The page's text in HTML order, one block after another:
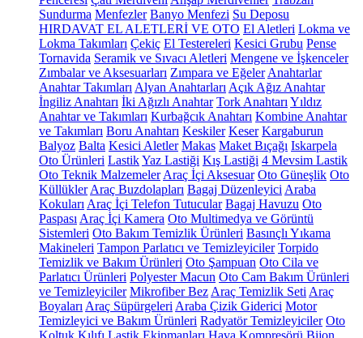
Sundurma Menfezler Banyo Menfezi Su Deposu
HIRDAVAT EL ALETLERİ VE OTO El Aletleri Lokma ve
Lokma Takımları Çekiç El Testereleri Kesici Grubu Pense
Tornavida Seramik ve Sıvacı Aletleri Mengene ve İşkenceler
Zımbalar ve Aksesuarları Zımpara ve Eğeler Anahtarlar
Anahtar Takımları Alyan Anahtarları Açık Ağız Anahtar
İngiliz Anahtarı İki Ağızlı Anahtar Tork Anahtarı Yıldız
Anahtar ve Takımları Kurbağcık Anahtarı Kombine Anahtar
ve Takımları Boru Anahtarı Keskiler Keser Kargaburun
Balyoz Balta Kesici Aletler Makas Maket Bıçağı Iskarpela
Oto Ürünleri LastikYaz Lastiği Kış Lastiği 4 Mevsim Lastik
Oto Teknik Malzemeler Araç İçi Aksesuar Oto Güneşlik Oto
Küllükler Araç Buzdolapları Bagaj Düzenleyici Araba
Kokuları Araç İçi Telefon Tutucular Bagaj Havuzu Oto
Paspası Araç İçi Kamera Oto Multimedya ve Görüntü
Sistemleri Oto Bakım Temizlik Ürünleri Basınçlı Yıkama
Makineleri Tampon Parlatıcı ve Temizleyiciler Torpido
Temizlik ve Bakım Ürünleri Oto Şampuan Oto Cila ve
Parlatıcı Ürünleri Polyester Macun Oto Cam Bakım Ürünleri
ve Temizleyiciler Mikrofiber Bez Araç Temizlik Seti Araç
Boyaları Araç Süpürgeleri Araba Çizik Giderici Motor
Temizleyici ve Bakım Ürünleri Radyatör Temizleyiciler Oto
Koltuk Kılıfı Lastik Ekipmanları Hava Kompresörü Bijon